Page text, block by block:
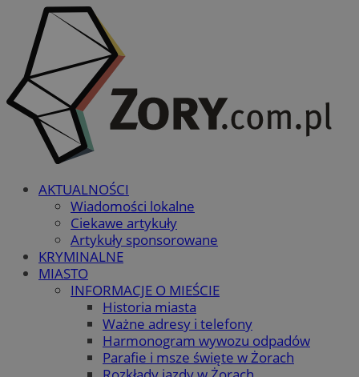
AKTUALNOŚCI
Wiadomości lokalne
Ciekawe artykuły
Artykuły sponsorowane
KRYMINALNE
MIASTO
INFORMACJE O MIEŚCIE
Historia miasta
Ważne adresy i telefony
Harmonogram wywozu odpadów
Parafie i msze święte w Żorach